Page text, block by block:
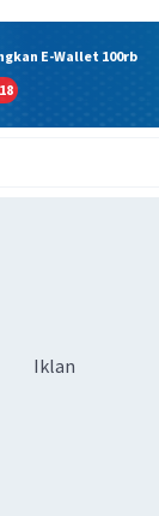
E-Wallet 100rb
18
Iklan